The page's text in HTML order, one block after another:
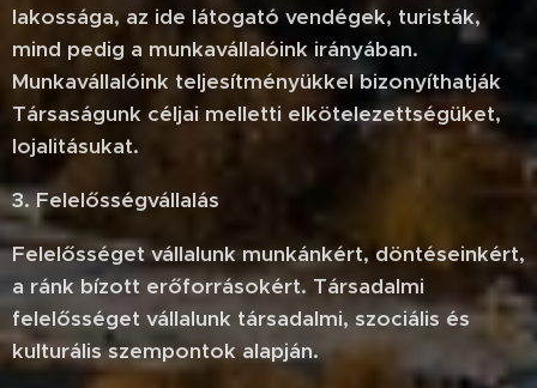
lakossága, az ide látogató vendégek, turisták,
mind pedig a munkavállalóink irányában.
Munkavállalóink teljesítményükkel bizonyíthatják
Társaságunk céljai melletti elkötelezettségüket,
lojalitásukat.
3. Felelősségvállalás
Felelősséget vállalunk munkánkért, döntéseinkért,
a ránk bízott erőforrásokért. Társadalmi
felelősséget vállalunk társadalmi, szociális és
kulturális szempontok alapján.